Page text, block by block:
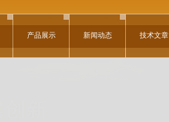
产品展示 新闻动态 技术文章